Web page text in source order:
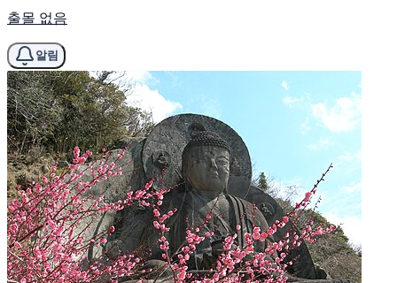
출몰 없음
알림